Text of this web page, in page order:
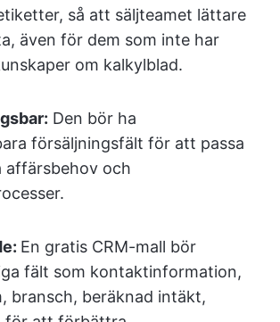
så att säljteamet lättare
även för dem som inte har
om kalkylblad.
Den bör ha
försäljningsfält för att passa
affärsbehov och
En gratis CRM-mall bör
fält som kontaktinformation,
bransch, beräknad intäkt,